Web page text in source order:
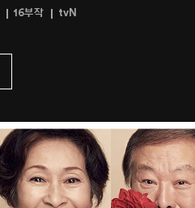
16부작 tvN